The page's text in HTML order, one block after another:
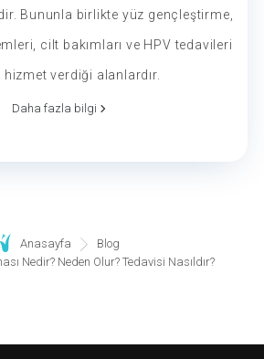
Bununla birlikte yüz gençleştirme,
cilt bakımları ve HPV tedavileri
hizmet verdiği alanlardır.
Daha fazla bilgi
Anasayfa
Blog
Nedir? Neden Olur? Tedavisi Nasıldır?